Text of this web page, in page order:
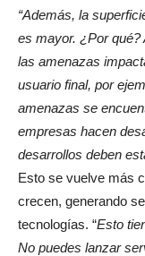
“Además, la
es mayor. ¿Por
las amenazas
usuario final, por
amenazas se
empresas hacen
desarrollos deben
Esto se vuelve más
crecen, generando
tecnologías. “Esto
No puedes lanzar